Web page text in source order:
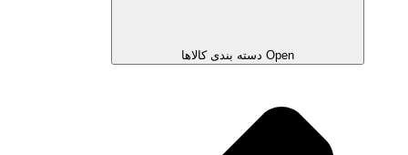
Open دسته بندی کالاها